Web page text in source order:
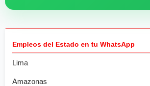
Empleos del Estado en tu WhatsApp
Lima
Amazonas